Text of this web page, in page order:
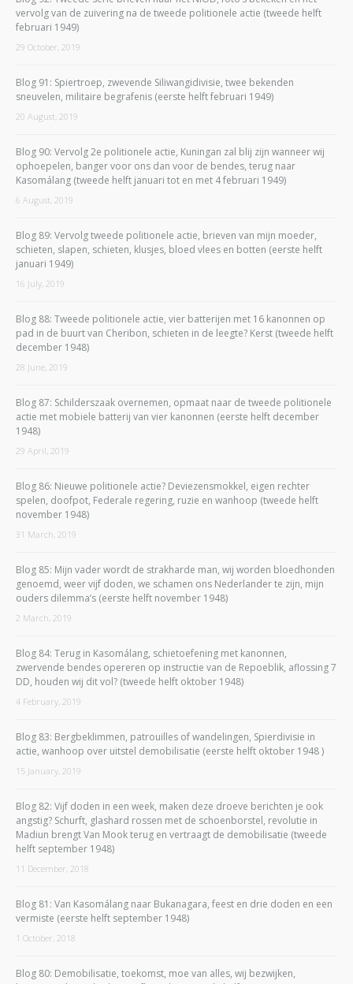
vervolg van de zuivering na de tweede politionele actie (tweede helft
februari 1949)
29 October, 2019
Blog 91: Spiertroep, zwevende Siliwangidivisie, twee bekenden
sneuvelen, militaire begrafenis (eerste helft februari 1949)
20 August, 2019
Blog 90: Vervolg 2e politionele actie, Kuningan zal blij zijn wanneer wij
ophoepelen, banger voor ons dan voor de bendes, terug naar
Kasomálang (tweede helft januari tot en met 4 februari 1949)
6 August, 2019
Blog 89: Vervolg tweede politionele actie, brieven van mijn moeder,
schieten, slapen, schieten, klusjes, bloed vlees en botten (eerste helft
januari 1949)
16 July, 2019
Blog 88: Tweede politionele actie, vier batterijen met 16 kanonnen op
pad in de buurt van Cheribon, schieten in de leegte? Kerst (tweede helft
december 1948)
28 June, 2019
Blog 87: Schilderszaak overnemen, opmaat naar de tweede politionele
actie met mobiele batterij van vier kanonnen (eerste helft december
1948)
29 April, 2019
Blog 86: Nieuwe politionele actie? Deviezensmokkel, eigen rechter
spelen, doofpot, Federale regering, ruzie en wanhoop (tweede helft
november 1948)
31 March, 2019
Blog 85: Mijn vader wordt de strakharde man, wij worden bloedhonden
genoemd, weer vijf doden, we schamen ons Nederlander te zijn, mijn
ouders dilemma’s (eerste helft november 1948)
2 March, 2019
Blog 84: Terug in Kasomálang, schietoefening met kanonnen,
zwervende bendes opereren op instructie van de Repoeblik, aflossing 7
DD, houden wij dit vol? (tweede helft oktober 1948)
4 February, 2019
Blog 83: Bergbeklimmen, patrouilles of wandelingen, Spierdivisie in
actie, wanhoop over uitstel demobilisatie (eerste helft oktober 1948 )
15 January, 2019
Blog 82: Vijf doden in een week, maken deze droeve berichten je ook
angstig? Schurft, glashard rossen met de schoenborstel, revolutie in
Madiun brengt Van Mook terug en vertraagt de demobilisatie (tweede
helft september 1948)
11 December, 2018
Blog 81: Van Kasomálang naar Bukanagara, feest en drie doden en een
vermiste (eerste helft september 1948)
1 October, 2018
Blog 80: Demobilisatie, toekomst, moe van alles, wij bezwijken,